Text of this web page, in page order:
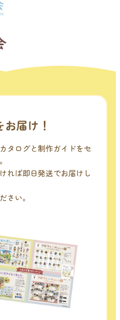
届け！
タログと制作ガイドをセ
れば即日発送でお届けし
さい。